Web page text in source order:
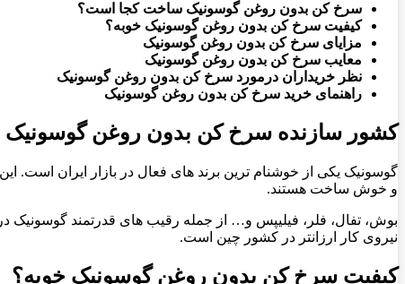
سرخ کن بدون روغن گوسونیک ساخت کجا است؟
کیفیت سرخ کن بدون روغن گوسونیک خوبه؟
مزایای سرخ کن بدون روغن گوسونیک
معایب سرخ کن بدون روغن گوسونیک
نظر خریداران درمورد سرخ کن بدون روغن گوسونیک
راهنمای خرید سرخ کن بدون روغن گوسونیک
کشور سازنده سرخ کن بدون روغن گوسونیک
گوسونیک یکی از خوشنام ترین برند های فعال در بازار ایران
و خوش ساخت هستند.
بوش، تفال، فلر، فیلیپس و… از جمله رقیب های قدرتمند گوسونیک
نیروی کار ارزانتر در کشور چین است.
کیفیت سرخ کن بدون روغن گوسونیک خوبه؟